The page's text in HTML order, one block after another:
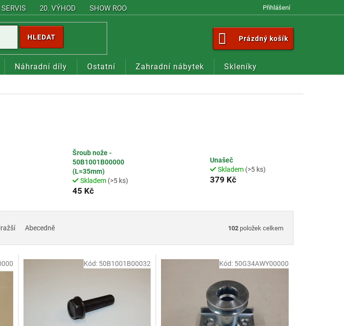
SERVIS 20. VÝHOD SHOW ROOM Přihlášení
HLEDAT
NÁKUPNÍ
KOŠÍK
Prázdný košík
Náhradní díly Ostatní Zahradní nábytek Skleníky
Šroub nože -
50B1001B00000
(L=35mm)
Skladem (>5 ks)
45 Kč
Unašeč
Skladem (>5 ks)
379 Kč
Abecedně 102 položek celkem
Kód: 50B1001B00032 Kód: 50G34AWY00000